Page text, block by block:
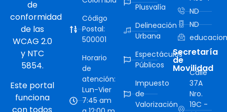
de
conformidad
de las
WCAG 2.0
y NTC
5854.
Este portal
funciona
con todos
Código
Postal:
500001
Horario
de
atención:
Lun-Vier
7:45 am
Plusvalía
Delineación
Urbana
Espectáculos
Públicos
Impuesto
de
Valorización
ND
ND
Secretaría
de
Movilidad
Calle
37A
Nro.
19C -